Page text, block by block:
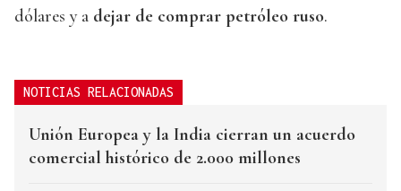
dólares y a dejar de comprar petróleo ruso.
NOTICIAS RELACIONADAS
Unión Europea y la India cierran un acuerdo
comercial histórico de 2.000 millones